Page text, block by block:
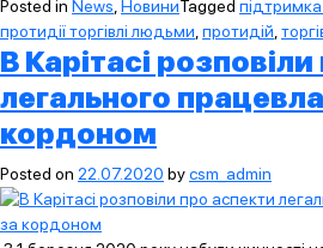
Posted in News НовиниTagged підтримка
протидії торгівлі людьми протидій
В Карітасі
легального
кордоном
Posted on 22.07.2020 bycsm_admin